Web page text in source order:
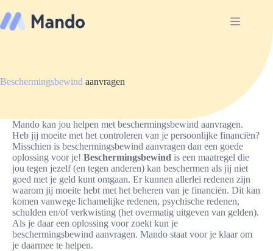
naar
de
Beschermingsbewind aanvragen
Mando kan jou helpen met beschermingsbewind aanvragen.
Heb jij moeite met het controleren van je persoonlijke financiën?
Misschien is beschermingsbewind aanvragen dan een goede
oplossing voor je! Beschermingsbewind is een maatregel die
jou tegen jezelf (en tegen anderen) kan beschermen als jij niet
goed met je geld kunt omgaan. Er kunnen allerlei redenen zijn
waarom jij moeite hebt met het beheren van je financiën. Dit kan
komen vanwege lichamelijke redenen, psychische redenen,
schulden en/of verkwisting (het overmatig uitgeven van gelden).
Als je daar een oplossing voor zoekt kun je
beschermingsbewind aanvragen. Mando staat voor je klaar om
je daarmee te helpen.